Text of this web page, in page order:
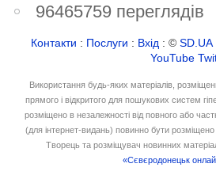
96465759 переглядів
Контакти : Послуги : Вхід : ©SD.UA
YouTube
Використання будь-яких матеріалів,
прямого і відкритого для пошукових систем
розміщено в незалежності від повного або
(для інтернет-видань) повинно бути
Творець та розміщувач новинних
«Сєвєродонецьк